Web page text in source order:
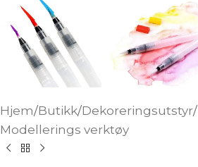
Hjem/Butikk/Dekoreringsutstyr/
Modellerings verktøy